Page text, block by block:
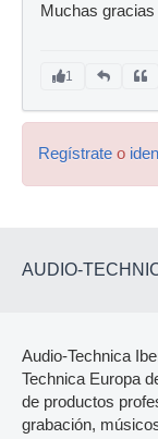
Muchas gracias
1
Regístrate o
AUDIO-
Audio-Technica
Technica Europa
de productos
grabación,